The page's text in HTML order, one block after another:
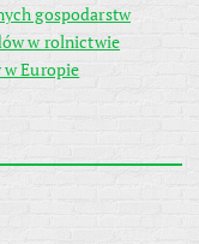
gospodarstw
w rolnictwie
w Europie